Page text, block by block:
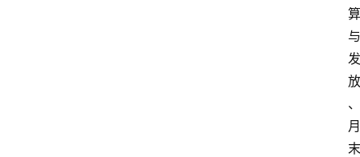
算
与
发
放
、
月
末